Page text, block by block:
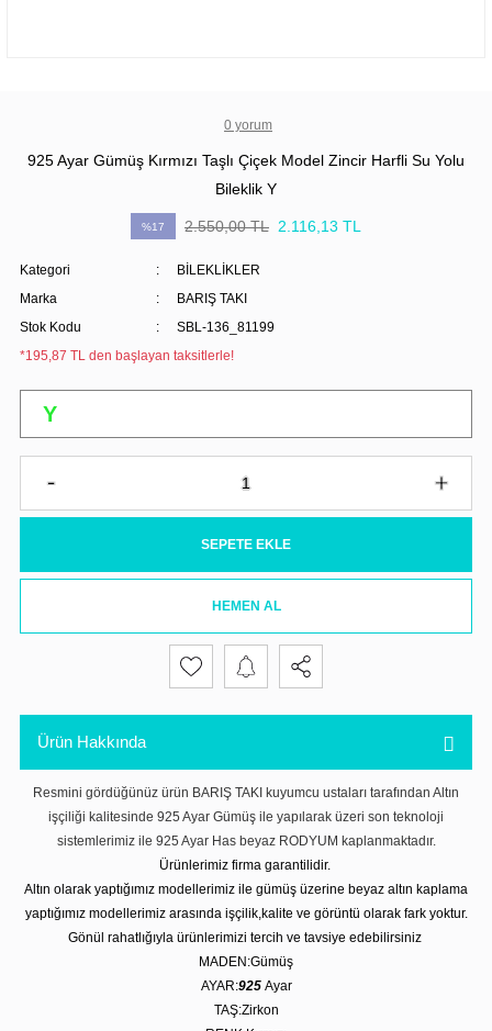
0 yorum
925 Ayar Gümüş Kırmızı Taşlı Çiçek Model Zincir Harfli Su Yolu
Bileklik Y
%17 2.550,00 TL 2.116,13 TL
Kategori
BİLEKLİKLER
Marka
BARIŞ TAKI
Stok Kodu
SBL-136_81199
*195,87 TL den başlayan taksitlerle!
SEPETE EKLE
HEMEN AL
Ürün Hakkında
Resmini gördüğünüz ürün BARIŞ TAKI kuyumcu ustaları tarafından Altın
işçiliği kalitesinde 925 Ayar Gümüş ile yapılarak üzeri son teknoloji
sistemlerimiz ile 925 Ayar Has beyaz RODYUM kaplanmaktadır.
Ürünlerimiz firma garantilidir.
Altın olarak yaptığımız modellerimiz ile gümüş üzerine beyaz altın kaplama
yaptığımız modellerimiz arasında işçilik,kalite ve görüntü olarak fark yoktur.
Gönül rahatlığıyla ürünlerimizi tercih ve tavsiye edebilirsiniz
MADEN:Gümüş
AYAR:925 Ayar
TAŞ:Zirkon